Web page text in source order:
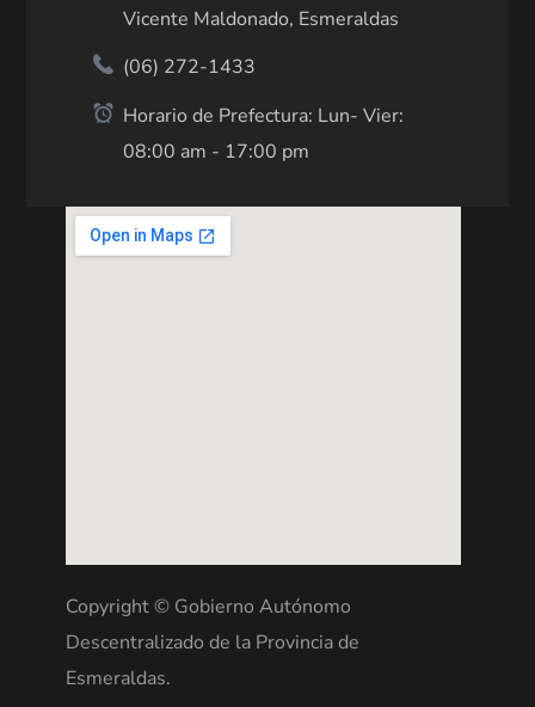
Vicente Maldonado, Esmeraldas
(06) 272-1433
Horario de Prefectura: Lun- Vier:
08:00 am - 17:00 pm
Copyright © Gobierno Autónomo
Descentralizado de la Provincia de
Esmeraldas.